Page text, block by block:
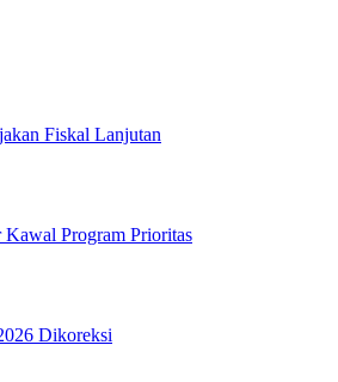
Fiskal Lanjutan
Program Prioritas
Dikoreksi